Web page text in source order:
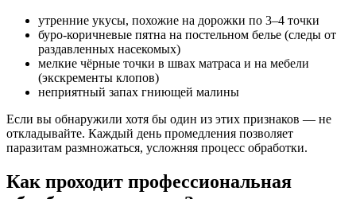
утренние укусы, похожие на дорожки по 3–4 точки
буро-коричневые пятна на постельном белье (следы от
раздавленных насекомых)
мелкие чёрные точки в швах матраса и на мебели
(экскременты клопов)
неприятный запах гниющей малины
Если вы обнаружили хотя бы один из этих признаков — не
откладывайте. Каждый день промедления позволяет
паразитам размножаться, усложняя процесс обработки.
Как проходит профессиональная